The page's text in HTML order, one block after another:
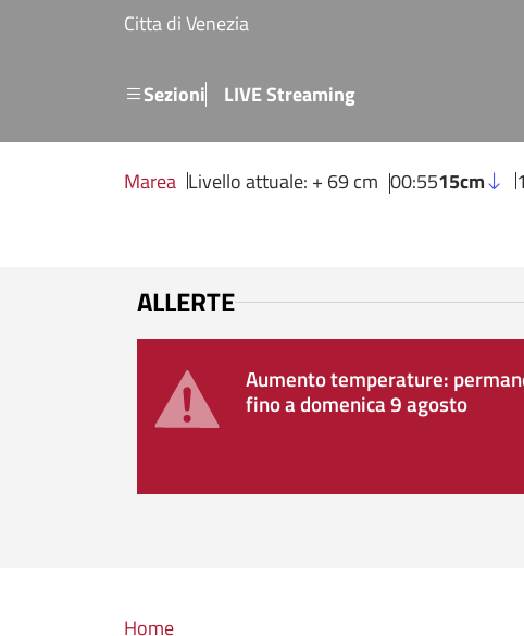
Salta al contenuto principale
Citta di Venezia
SezioniMenu secondario
LIVE Streaming
Marea Livello attuale: + 69 cm 00:5515cm
ALLERTE
Aumento temperature:
fino a domenica 9 agosto
Home